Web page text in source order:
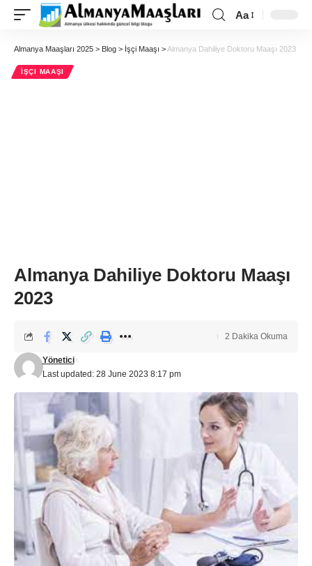
Aa
Almanya Maaşları 2025 > Blog > İşçi Maaşı >Almanya Dahiliye Doktoru Maaşı 2023
İŞÇI MAAŞI
Almanya Dahiliye Doktoru Maaşı
2023
Last updated: 28 June 2023 8:17 pm
Yönetici
2 Dakika Okuma